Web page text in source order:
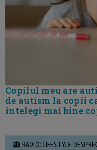
Copilul meu are
de autism la copii
intelegi mai bine
📻 RADIO: LIFESTYLE